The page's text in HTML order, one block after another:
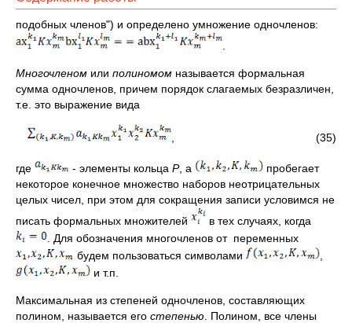
подобных членов") и определено умножение одночленов:
Многочленом или полиномом называется формальная
сумма одночленов, причем порядок слагаемых безразличен,
т.е. это выражение вида
, (35)
где - элементы кольца P, а
пробегает
некоторое конечное множество наборов неотрицательных
целых чисел, при этом для сокращения записи условимся не
писать формальных множителей
в тех случаях, когда
. Для обозначения многочленов от переменных
будем пользоваться символами
и т.п.
Максимальная из степеней одночленов, составляющих
полином, называется его степенью . Полином, все члены